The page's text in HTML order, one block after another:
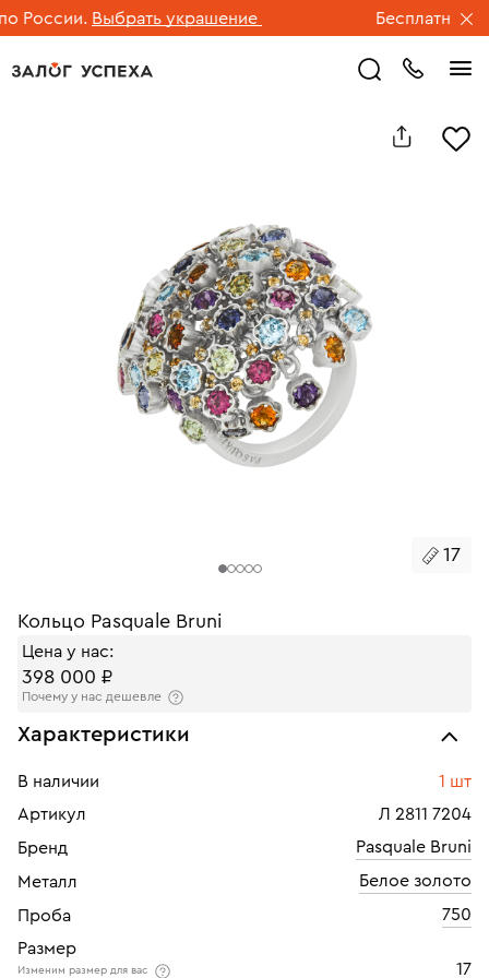
Выбрать украшение Бесплатная
17
Кольцо Pasquale Bruni
Цена у нас:
398 000 ₽
Почему у нас дешевле
Характеристики
В наличии
1 шт
Артикул
Л 2811 7204
Бренд
Pasquale Bruni
Металл
Белое золото
Проба
750
Размер
Изменим размер для вас
17